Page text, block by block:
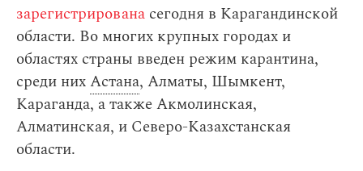
зарегистрирована сегодня в Карагандинской
области. Во многих крупных городах и
областях страны введен режим карантина,
среди нихАстана, Алматы, Шымкент,
Караганда, а также Акмолинская,
Алматинская, и Северо-Казахстанская
области.